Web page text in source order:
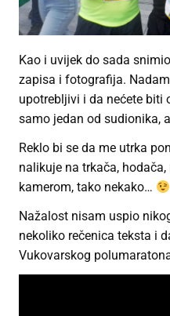
Kao i uvijek do sada
zapisa i fotografija.
upotrebljivi i da nećete biti
samo jedan od sudionika,
Reklo bi se da me utrka
nalikuje na trkača,
kamerom, tako nekako…
Nažalost nisam uspio
nekoliko rečenica teksta i
Vukovarskog